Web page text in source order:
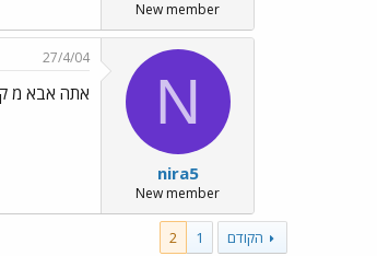
New member
N
nira5
New member
27/4/04
אתה אבא מ
הקודם 1
2